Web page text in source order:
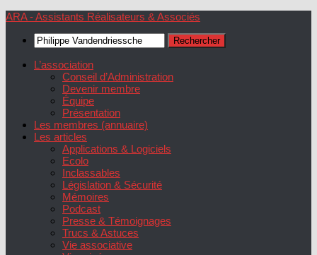
Skip
content
ARA - Assistants Réalisateurs & Associés
Rechercher :
L’association
Conseil d’Administration
Devenir membre
Équipe
Présentation
Les membres (annuaire)
Les articles
Applications & Logiciels
Ecolo
Inclassables
Législation & Sécurité
Mémoires
Podcast
Presse & Témoignages
Trucs & Astuces
Vie associative